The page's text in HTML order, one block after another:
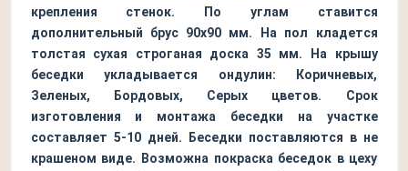
крепления стенок. По углам ставится
дополнительный брус 90х90 мм. На пол кладется
толстая сухая строганая доска 35 мм. На крышу
беседки укладывается ондулин: Коричневых,
Зеленых, Бордовых, Серых цветов. Срок
изготовления и монтажа беседки на участке
составляет 5-10 дней. Беседки поставляются в не
крашеном виде. Возможна покраска беседок в цеху